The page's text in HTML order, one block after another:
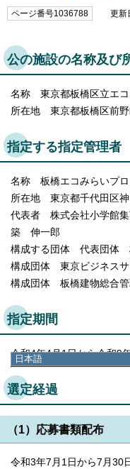
日本語
日本語
English
한국어
简体中文
繁體中文
ページ番号1036788 更新
公の施設の名称及び
名称 東京都板橋区立エコ
所在地 東京都板橋区前
指定する指定管理者
名称 板橋エコみらいプロ
所在地 東京都千代田区
代表者 株式会社小学館
築 伸一郎
構成する団体 代表団体
構成団体 東京ビジネスサ
構成団体 板橋建物総合管
指定期間
令和4年4月1日から令和9
選定経過
（1）応募書類配布
令和3年7月1日から7月30